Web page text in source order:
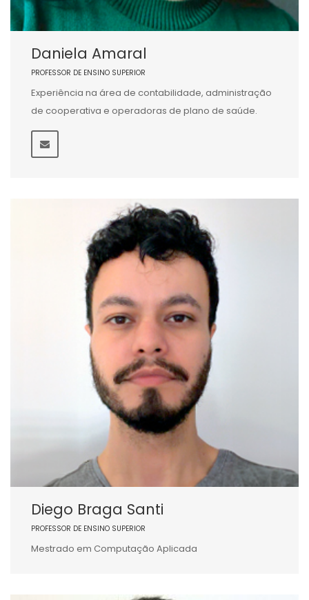
Daniela Amaral
PROFESSOR DE ENSINO SUPERIOR
Experiência na área de contabilidade, administração
de cooperativa e operadoras de plano de saúde.
Diego Braga Santi
PROFESSOR DE ENSINO SUPERIOR
Mestrado em Computação Aplicada